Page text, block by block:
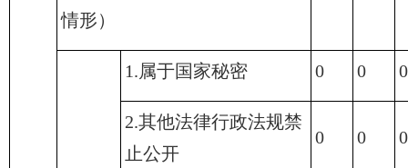
情形）
1.属于国家秘密 0 0 0
2.其他法律行政法规禁
止公开
0 0 0